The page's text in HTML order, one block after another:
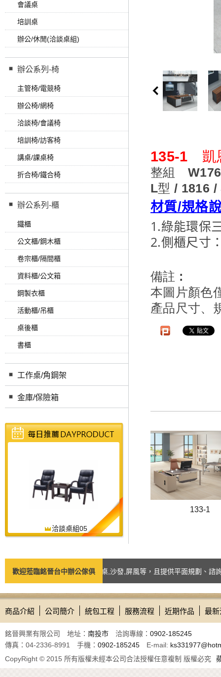
會議桌
培訓桌
辦公/休閒(洽談桌組)
辦公系列-椅
主管椅/電競椅
辦公椅/網椅
洽談椅/會議椅
培訓椅/訪客椅
講桌/課桌椅
折合椅/鐵合椅
辦公系列-櫃
鐵櫃
公文櫃/鋼木櫃
卷宗櫃/隔間櫃
資料櫃/公文箱
鋼製衣櫃
活動櫃/吊櫃
桌後櫃
書櫃
工作桌/角鋼架
金庫/保險箱
洽談桌組05
135-1 凱
整組 W176
L型 / 1816 /
材質/規格
1.綠能環保
2.側櫃尺寸
備註 :
本圖片顏色
產品尺寸、
133-1
歡迎蒞臨銘晉台中辦公傢俱
：台中辦公椅,辦公桌,會議桌,沙發,屏風等，且提供平面規劃、諮詢
商品介紹 公司簡介 統包工程 服務流程 近期作品 最
銘晉興業有限公司 地址： 南投市 洽詢專線： 0902-185245
傳真：04-2336-8991 手機： 0902-185245 E-mail:
CopyRight © 2015 所有版權未經本公司合法授權任意複制 版權必究